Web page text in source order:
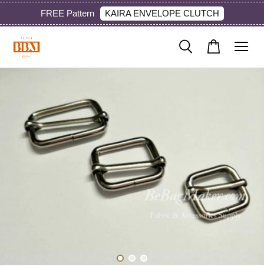
FREE Pattern KAIRA ENVELOPE CLUTCH